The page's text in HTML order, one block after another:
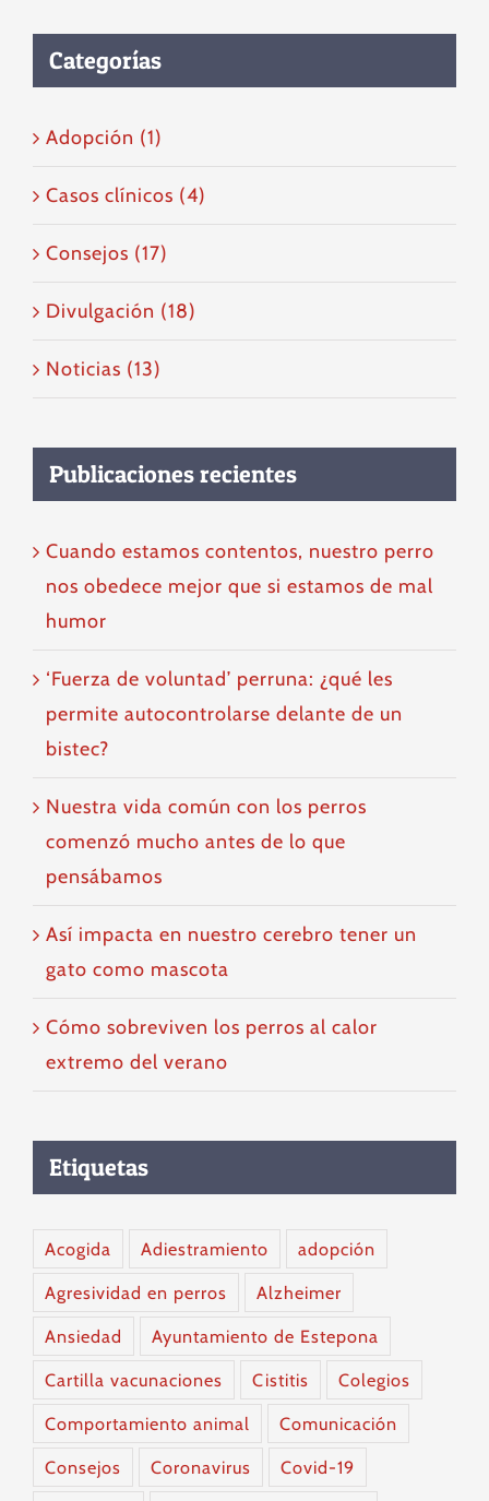
Categorías
Adopción (1)
Casos clínicos (4)
Consejos (17)
Divulgación (18)
Noticias (13)
Publicaciones recientes
Cuando estamos contentos, nuestro perro
nos obedece mejor que si estamos de mal
humor
‘Fuerza de voluntad’ perruna: ¿qué les
permite autocontrolarse delante de un
bistec?
Nuestra vida común con los perros
comenzó mucho antes de lo que
pensábamos
Así impacta en nuestro cerebro tener un
gato como mascota
Cómo sobreviven los perros al calor
extremo del verano
Etiquetas
Acogida Adiestramiento
adopción
Agresividad en perros
Alzheimer
Ansiedad
Ayuntamiento de Estepona
Cartilla vacunaciones
Cistitis
Colegios
Comportamiento animal
Comunicación
Consejos
Coronavirus
Covid-19